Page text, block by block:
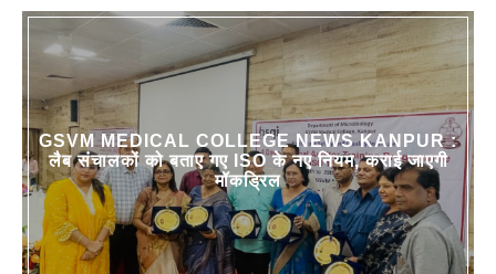
GSVM MEDICAL COLLEGE NEWS KANPUR :
लैब संचालकों को बताए गए ISO के नए नियम, कराई जाएगी
मॉकड्रिल